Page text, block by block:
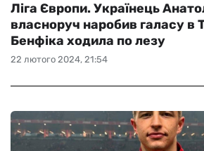
22 лютого 2024, 21:54
Ліга Європи. Українець
власноруч наробив галасу в
Бенфіка ходила по лезу